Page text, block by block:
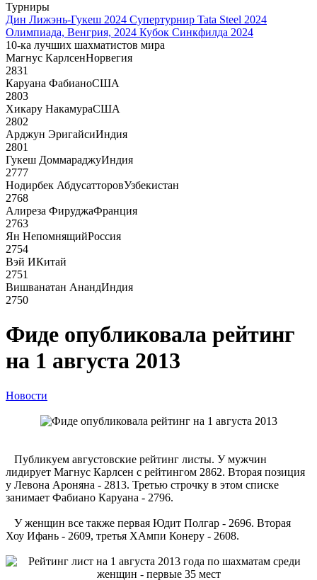
Турниры
Дин Лижэнь-Гукеш 2024 Супертурнир Tata Steel 2024
Олимпиада, Венгрия, 2024 Кубок Синкфилда 2024
10-ка лучших шахматистов мира
Магнус КарлсенНорвегия
2831
Каруана ФабианоСША
2803
Хикару НакамураСША
2802
Арджун ЭригайсиИндия
2801
Гукеш ДоммараджуИндия
2777
Нодирбек АбдусатторовУзбекистан
2768
Алиреза ФируджаФранция
2763
Ян НепомнящийРоссия
2754
Вэй ИКитай
2751
Вишванатан АнандИндия
2750
Фиде опубликовала рейтинг
на 1 августа 2013
Новости
Публикуем августовские рейтинг листы. У мужчин
лидирует Магнус Карлсен с рейтингом 2862. Вторая позиция
у Левона Ароняна - 2813. Третью строчку в этом списке
занимает Фабиано Каруана - 2796.
У женщин все также первая Юдит Полгар - 2696. Вторая
Хоу Ифань - 2609, третья ХАмпи Конеру - 2608.